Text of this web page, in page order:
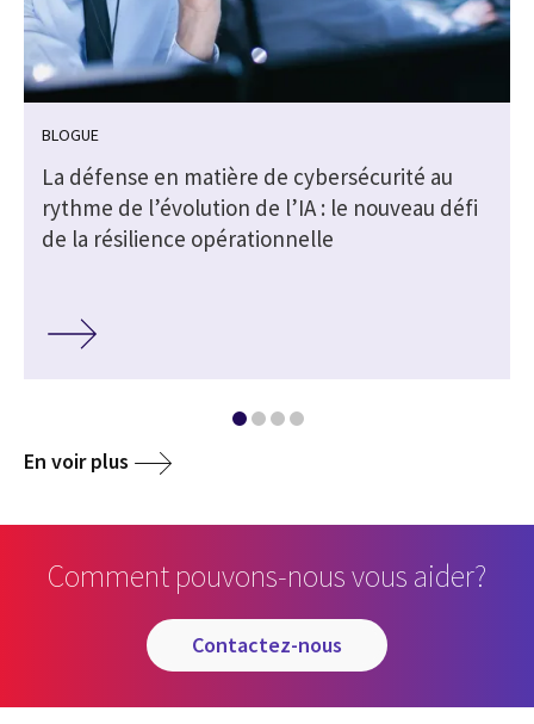
BLOGUE
La défense en matière de cybersécurité au
rythme de l’évolution de l’IA : le nouveau défi
de la résilience opérationnelle
En voir plus
Comment pouvons-nous vous aider?
contactez-nous